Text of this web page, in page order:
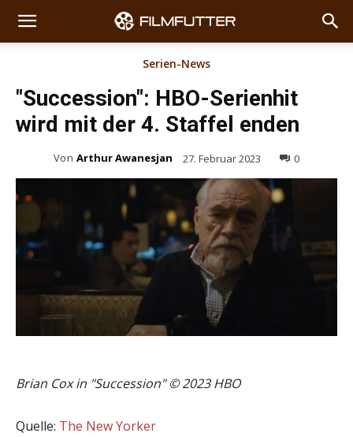
Serien-News
"Succession": HBO-Serienhit
wird mit der 4. Staffel enden
Von Arthur Awanesjan 27. Februar 2023 0
Brian Cox in "Succession" © 2023 HBO
Quelle: The New Yorker